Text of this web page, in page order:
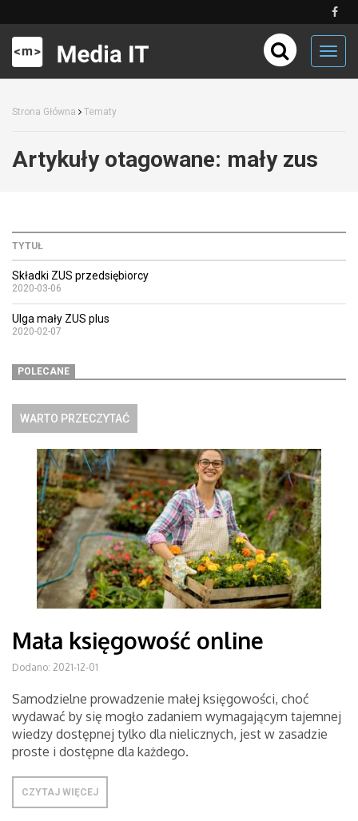
Strona Główna Tematy
Artykuły otagowane: mały zus
TYTUŁ
Składki ZUS przedsiębiorcy
2020-03-06
Ulga mały ZUS plus
2020-02-07
POLECANE
WARTO PRZECZYTAĆ
Mała księgowość online
Dodano: 2021-12-01
Samodzielne prowadzenie małej księgowości, choć
wydawać by się mogło zadaniem wymagającym tajemnej
wiedzy dostępnej tylko dla nielicznych, jest w zasadzie
proste i dostępne dla każdego.
CZYTAJ WIĘCEJ